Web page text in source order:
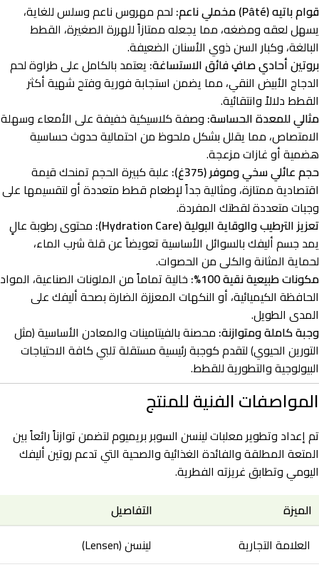
قوام باتيه (Pâté) مخملي ناعم:
لحم مهروس ناعم وسلس للغاية،
يسهل لعقه ومضغه، مما يجعله ممتازاً للهررة الصغيرة، القطط
البالغة، وكبار السن ذوي الأسنان الضعيفة.
بروتين أحادي صافٍ فائق الاستساغة: يعتمد بالكامل على طراوة لحم
الدجاج الأبيض النقي، مما يضمن استجابة فورية وفتح شهية أكثر
القطط دلالاً وانتقائية.
مثالي للمعدة الحساسة: وصفة كلاسيكية خفيفة على الأمعاء وسهلة
الامتصاص، مما يقلل بشكل ملحوظ من احتمالية حدوث حساسية
هضمية أو غازات مزعجة.
حجم عائلي سخي وموفر (375غ):
علبة كبيرة الحجم تمنحك قيمة
اقتصادية ممتازة، ومثالية جداً لإطعام قطط متعددة أو لتقسيمها على
وجبات متعددة لقطتك المفردة.
تعزيز الترطيب والوقاية البولية (Hydration Care):
محتوى رطوبة عالٍ
يمد جسم أليفك بالسوائل الأساسية تعويضاً عن قلة شرب الماء،
لحماية المثانة والكلى من الحصوات.
مكونات طبيعية نقية 100%:
خالية تماماً من الملونات الصناعية، المواد
الحافظة الكيميائية، أو النكهات المعززة الضارة بصحة أليفك على
المدى الطويل.
وجبة كاملة ومتوازنة: محصنة بالفيتامينات والمعادن الأساسية (مثل
التورين الحيوي) لتقدم كوجبة رئيسية مستقلة تلبي كافة الاحتياجات
البيولوجية والتطورية للقطط.
المواصفات الفنية للمنتج
تم إعداد وتطوير معلبات لينسن السوبر بريميوم لتضمن توازناً رائعاً بين
المتعة المطلقة والفائدة الغذائية والصحية التي تدعم روتين أليفك
اليومي وتطابق غريزته الفطرية.
الميزة
التفاصيل
العلامة التجارية
لينسن (Lensen)